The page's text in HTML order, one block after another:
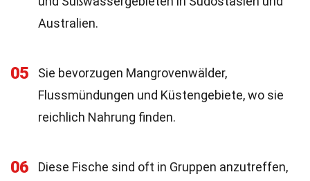
Australien.
05
Sie bevorzugen Mangrovenwälder,
Flussmündungen und Küstengebiete, wo sie
reichlich Nahrung finden.
06
Diese Fische sind oft in Gruppen anzutreffen,